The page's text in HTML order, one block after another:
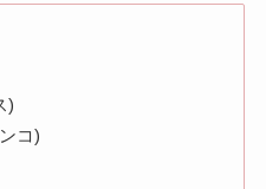
)
コ)